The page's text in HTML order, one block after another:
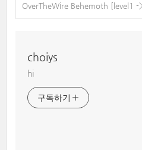
OverTheWire Behemoth [level1 -
choiys
hi
구독하기